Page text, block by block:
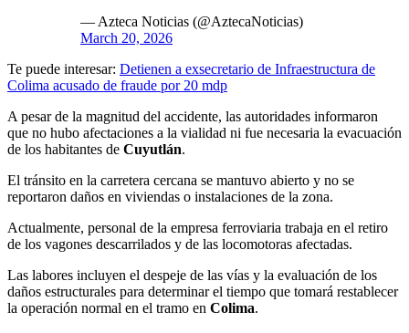
— Azteca Noticias (@AztecaNoticias)
March 20, 2026
Te puede interesar: Detienen a exsecretario de Infraestructura de
Colima acusado de fraude por 20 mdp
A pesar de la magnitud del accidente, las autoridades informaron
que no hubo afectaciones a la vialidad ni fue necesaria la evacuación
de los habitantes de Cuyutlán.
El tránsito en la carretera cercana se mantuvo abierto y no se
reportaron daños en viviendas o instalaciones de la zona.
Actualmente, personal de la empresa ferroviaria trabaja en el retiro
de los vagones descarrilados y de las locomotoras afectadas.
Las labores incluyen el despeje de las vías y la evaluación de los
daños estructurales para determinar el tiempo que tomará restablecer
la operación normal en el tramo en Colima.